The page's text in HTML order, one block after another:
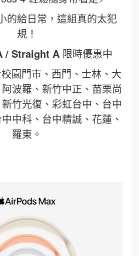
的給日常，這組真的太犯
規！
/ Straight A 限時優惠中
園門市、西門、士林、大
波羅、新竹中正、苗栗尚
竹光復、彩虹台中、台中
中科、台中精誠、花蓮、
羅東。